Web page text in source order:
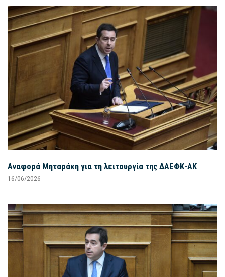
Αναφορά Μηταράκη για τη λειτουργία της ΔΑΕΦΚ-ΑΚ
16/06/2026